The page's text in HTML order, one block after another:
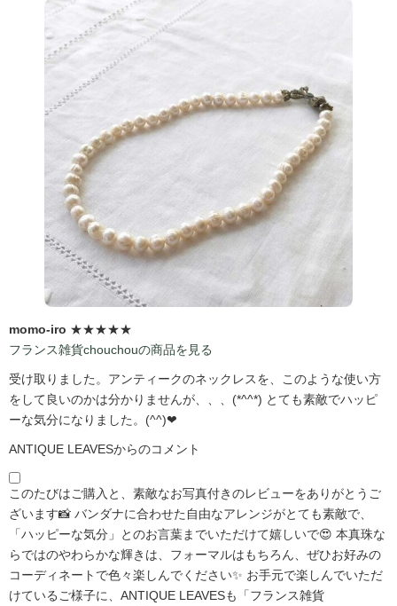
momo-iro ★★★★★
フランス雑貨chouchouの商品を見る
受け取りました。アンティークのネックレスを、このような使い方
をして良いのかは分かりませんが、、、(*^^*) とても素敵でハッピ
ーな気分になりました。(^^)❤
ANTIQUE LEAVESからのコメント
このたびはご購入と、素敵なお写真付きのレビューをありがとうご
ざいます📸 バンダナに合わせた自由なアレンジがとても素敵で、
「ハッピーな気分」とのお言葉までいただけて嬉しいで😍 本真珠な
らではのやわらかな輝きは、フォーマルはもちろん、ぜひお好みの
コーディネートで色々楽しんでください✨ お手元で楽しんでいただ
けているご様子に、ANTIQUE LEAVESも「フランス雑貨